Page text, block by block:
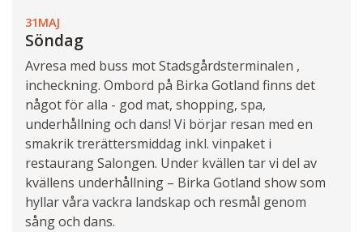
31MAJ
Söndag
Avresa med buss mot Stadsgårdsterminalen ,
incheckning. Ombord på Birka Gotland finns det
något för alla - god mat, shopping, spa,
underhållning och dans! Vi börjar resan med en
smakrik trerättersmiddag inkl. vinpaket i
restaurang Salongen. Under kvällen tar vi del av
kvällens underhållning – Birka Gotland show som
hyllar våra vackra landskap och resmål genom
sång och dans.